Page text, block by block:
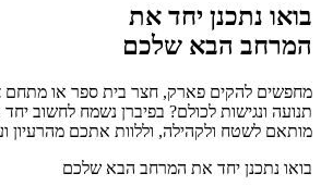
בואו נתכנן יחד את
המרחב הבא שלכם
מחפשים להקים פארק, חצר בית ספר או מתחם
תנועה ונגישות לכולם? בפיברן נשמח לחשוב
מותאם לשטח ולקהילה, וללוות אתכם
בואו נתכנן יחד את המרחב הבא שלכם